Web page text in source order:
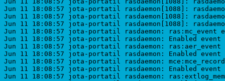
Jun 11 18:08:57 jota-portatil rasdaemon[1088]:
Jun 11 18:08:57 jota-portatil rasdaemon[1088]:
Jun 11 18:08:57 jota-portatil rasdaemon[1088]:
Jun 11 18:08:57 jota-portatil rasdaemon: ras:mc_event
Jun 11 18:08:57 jota-portatil rasdaemon: Enabled event
Jun 11 18:08:57 jota-portatil rasdaemon: ras:aer_event
Jun 11 18:08:57 jota-portatil rasdaemon: Enabled event
Jun 11 18:08:57 jota-portatil rasdaemon:
Jun 11 18:08:57 jota-portatil rasdaemon: Enabled event
Jun 11 18:08:57 jota-portatil rasdaemon: